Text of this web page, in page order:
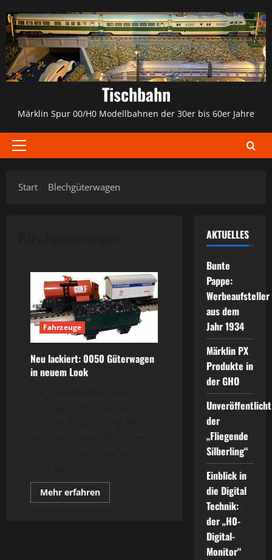
Inhalt
springen
Tischbahn
Märklin Spur 00/H0 Modellbahnen der 30er bis 60er Jahre
Primäres
Start
Blechgüterwagen
Fahrzeuge
Neu lackiert: 0050 Güterwagen
in neuem Look
Mehr erfahrenMehr
Informationen
AKTUELLES
Bunte
Pappe:
Werbeaufsteller
aus dem
Jahr 1934
Märklin PX
Produkte in
der GHO
der
„Fliegende
Silberling“
Einblick in
die Digital
Technik:
der „H0-
Digital-
Monitor“